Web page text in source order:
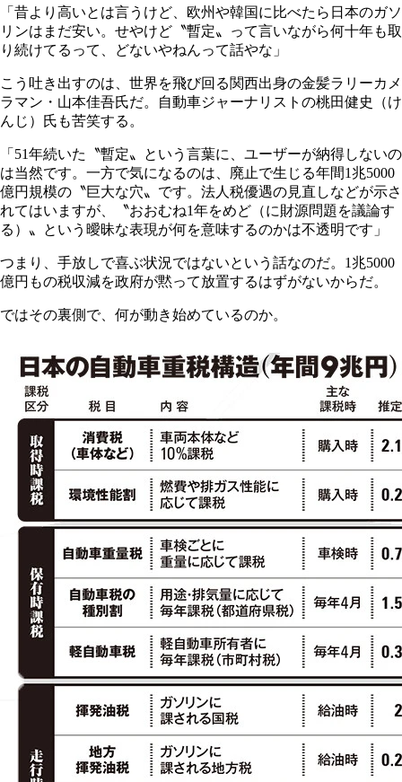
「昔より高いとは言うけど、欧州や韓国に比べたら日本のガソ
リンはまだ安い。せやけど〝暫定〟って言いながら何十年も取
り続けてるって、どないやねんって話やな」
こう吐き出すのは、世界を飛び回る関西出身の金髪ラリーカメ
ラマン・山本佳吾氏だ。自動車ジャーナリストの桃田健史（け
んじ）氏も苦笑する。
「51年続いた〝暫定〟という言葉に、ユーザーが納得しないの
は当然です。一方で気になるのは、廃止で生じる年間1兆5000
億円規模の〝巨大な穴〟です。法人税優遇の見直しなどが示さ
れてはいますが、〝おおむね1年をめど（に財源問題を議論す
る）〟という曖昧な表現が何を意味するのかは不透明です」
つまり、手放しで喜ぶ状況ではないという話なのだ。1兆5000
億円もの税収減を政府が黙って放置するはずがないからだ。
ではその裏側で、何が動き始めているのか。